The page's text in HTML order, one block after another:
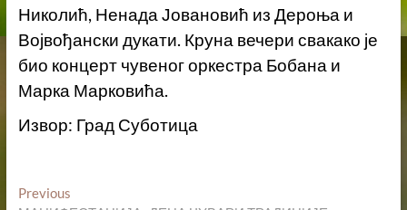
Николић, Ненада Јовановић из Дероња и
Војвођански дукати. Круна вечери свакако је
био концерт чувеног оркестра Бобана и
Марка Марковића.
Извор: Град Суботица
Кретање
PreviousPrevious